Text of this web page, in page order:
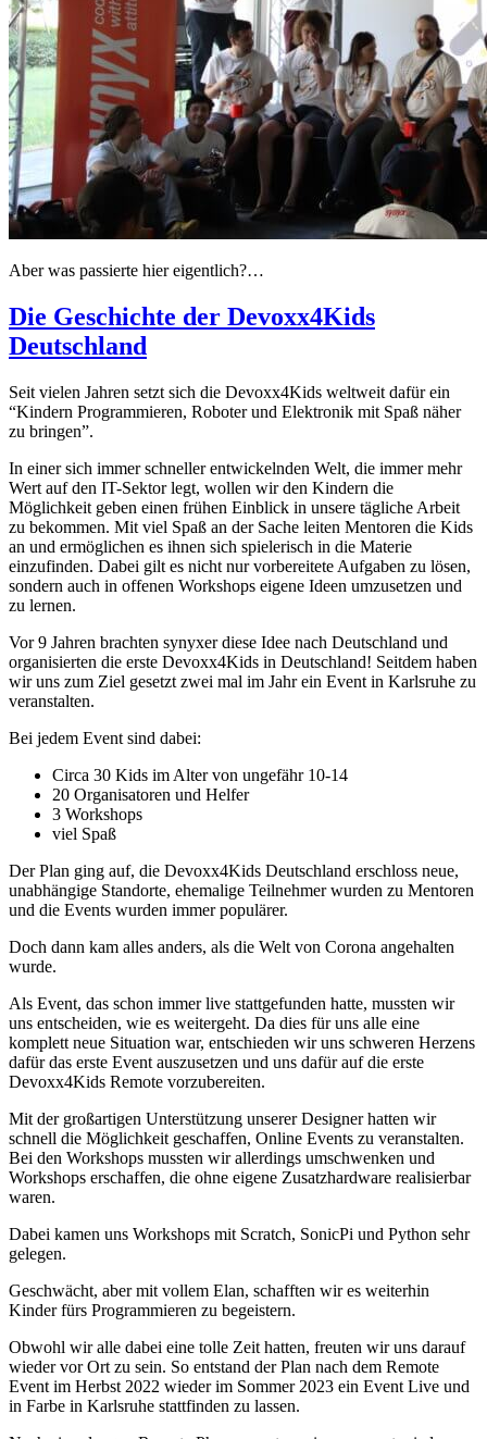
Aber was passierte hier eigentlich?…
Die Geschichte der Devoxx4Kids
Deutschland
Seit vielen Jahren setzt sich die Devoxx4Kids weltweit dafür ein
“Kindern Programmieren, Roboter und Elektronik mit Spaß näher
zu bringen”.
In einer sich immer schneller entwickelnden Welt, die immer mehr
Wert auf den IT-Sektor legt, wollen wir den Kindern die
Möglichkeit geben einen frühen Einblick in unsere tägliche Arbeit
zu bekommen. Mit viel Spaß an der Sache leiten Mentoren die Kids
an und ermöglichen es ihnen sich spielerisch in die Materie
einzufinden. Dabei gilt es nicht nur vorbereitete Aufgaben zu lösen,
sondern auch in offenen Workshops eigene Ideen umzusetzen und
zu lernen.
Vor 9 Jahren brachten synyxer diese Idee nach Deutschland und
organisierten die erste Devoxx4Kids in Deutschland! Seitdem haben
wir uns zum Ziel gesetzt zwei mal im Jahr ein Event in Karlsruhe zu
veranstalten.
Bei jedem Event sind dabei:
Circa 30 Kids im Alter von ungefähr 10-14
20 Organisatoren und Helfer
3 Workshops
viel Spaß
Der Plan ging auf, die Devoxx4Kids Deutschland erschloss neue,
unabhängige Standorte, ehemalige Teilnehmer wurden zu Mentoren
und die Events wurden immer populärer.
Doch dann kam alles anders, als die Welt von Corona angehalten
wurde.
Als Event, das schon immer live stattgefunden hatte, mussten wir
uns entscheiden, wie es weitergeht. Da dies für uns alle eine
komplett neue Situation war, entschieden wir uns schweren Herzens
dafür das erste Event auszusetzen und uns dafür auf die erste
Devoxx4Kids Remote vorzubereiten.
Mit der großartigen Unterstützung unserer Designer hatten wir
schnell die Möglichkeit geschaffen, Online Events zu veranstalten.
Bei den Workshops mussten wir allerdings umschwenken und
Workshops erschaffen, die ohne eigene Zusatzhardware realisierbar
waren.
Dabei kamen uns Workshops mit Scratch, SonicPi und Python sehr
gelegen.
Geschwächt, aber mit vollem Elan, schafften wir es weiterhin
Kinder fürs Programmieren zu begeistern.
Obwohl wir alle dabei eine tolle Zeit hatten, freuten wir uns darauf
wieder vor Ort zu sein. So entstand der Plan nach dem Remote
Event im Herbst 2022 wieder im Sommer 2023 ein Event Live und
in Farbe in Karlsruhe stattfinden zu lassen.